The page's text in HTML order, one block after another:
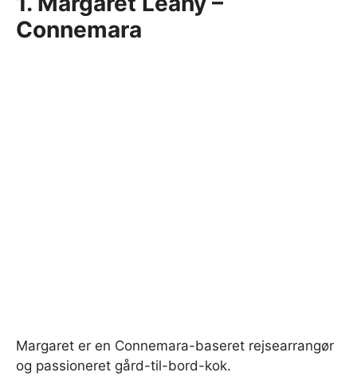
Connemara
Margaret er en Connemara-baseret rejsearrangør
og passioneret gård-til-bord-kok.